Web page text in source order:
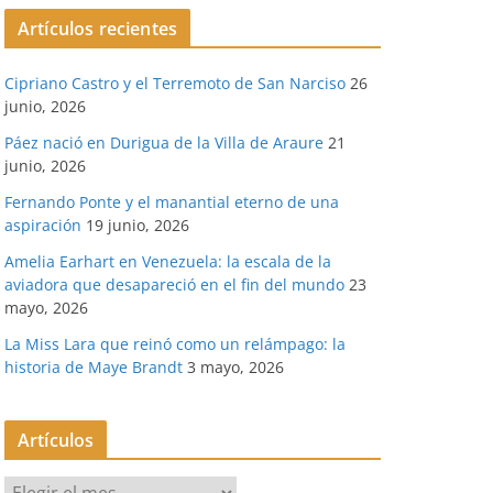
Artículos recientes
Cipriano Castro y el Terremoto de San Narciso 26
junio, 2026
Páez nació en Durigua de la Villa de Araure 21
junio, 2026
Fernando Ponte y el manantial eterno de una
aspiración 19 junio, 2026
Amelia Earhart en Venezuela: la escala de la
aviadora que desapareció en el fin del mundo 23
mayo, 2026
La Miss Lara que reinó como un relámpago: la
historia de Maye Brandt 3 mayo, 2026
Artículos